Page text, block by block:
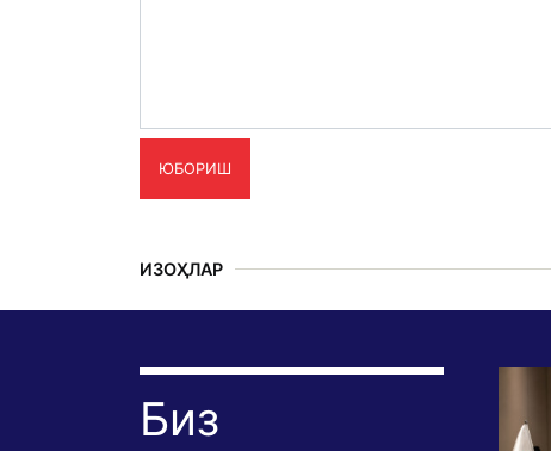
ЮБОРИШ
ИЗОҲЛАР
Биз